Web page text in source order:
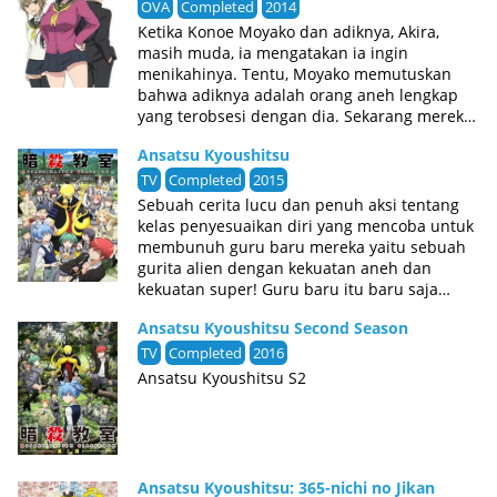
mungkin juga beberapa kejutan dalam
perkembangan hubungan antar karakter.
OVA Completed 2014
Ketika Konoe Moyako dan adiknya, Akira,
masih muda, ia mengatakan ia ingin
menikahinya. Tentu, Moyako memutuskan
bahwa adiknya adalah orang aneh lengkap
yang terobsesi dengan dia. Sekarang mereka
“merehabilitasi” dia. Namun, tampaknya
bahwa “penyimpangan” sama sekali dalam
imajinasinya, dan dia tidak bisa membantu
mengubah situasi benar-benar tidak
bersalah menjadi yang menyeramkan dalam
benaknya!
Ansatsu Kyoushitsu
TV Completed 2015
Sebuah cerita lucu dan penuh aksi tentang
kelas penyesuaikan diri yang mencoba untuk
membunuh guru baru mereka yaitu sebuah
gurita alien dengan kekuatan aneh dan
kekuatan super! Guru baru itu baru saja
menghancurkan bumi, kecuali murid-
muridnya bisa menghancurkan dia dulu.
Yang membuat semuanya jadi lebih rumit
adalah karena ia adalah guru terbaik yang
Ansatsu Kyoushitsu Second Season
TV Completed 2016
Ansatsu Kyoushitsu S2
Ansatsu Kyoushitsu: 365-nichi no Jikan